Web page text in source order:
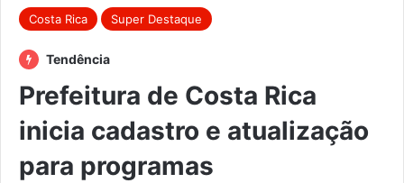
Costa Rica Super Destaque
Tendência
Prefeitura de Costa Rica
inicia cadastro e atualização
para programas